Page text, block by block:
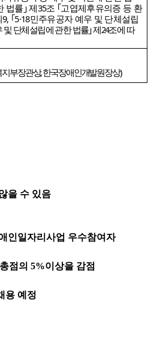
법률 ｣제35조 ｢고엽제후유의증 등 환
9, ｢5·18민주유공자 예우 및 단체설립
단체설립에 관한 법률｣제24조에 따
부장관상,한국장애인개발원장상)
을 수 있음
인일자리사업 우수참여자
점의 5%이상을 감점
용 예정